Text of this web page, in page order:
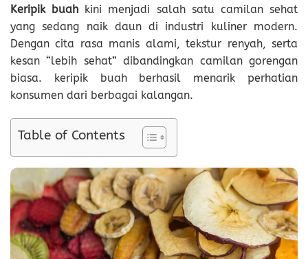
Keripik buah kini menjadi salah satu camilan sehat
yang sedang naik daun di industri kuliner modern.
Dengan cita rasa manis alami, tekstur renyah, serta
kesan “lebih sehat” dibandingkan camilan gorengan
biasa. keripik buah berhasil menarik perhatian
konsumen dari berbagai kalangan.
Table of Contents